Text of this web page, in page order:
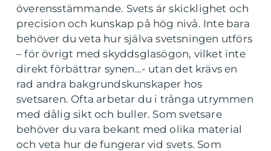
överensstämmande. Svets är skicklighet och
precision och kunskap på hög nivå. Inte bara
behöver du veta hur själva svetsningen utförs
– för övrigt med skyddsglasögon, vilket inte
direkt förbättrar synen…- utan det krävs en
rad andra bakgrundskunskaper hos
svetsaren. Ofta arbetar du i trånga utrymmen
med dålig sikt och buller. Som svetsare
behöver du vara bekant med olika material
och veta hur de fungerar vid svets. Som